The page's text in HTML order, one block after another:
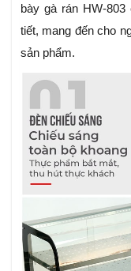
bày gà rán HW-
tiết, mang đến cho
sản phẩm.